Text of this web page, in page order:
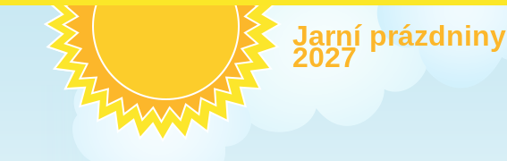
Jarní prázdniny
2027